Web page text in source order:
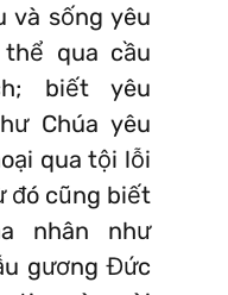
và sống yêu
qua cầu
biết yêu
Chúa yêu
qua tội lỗi
đó cũng biết
nhân như
gương Đức